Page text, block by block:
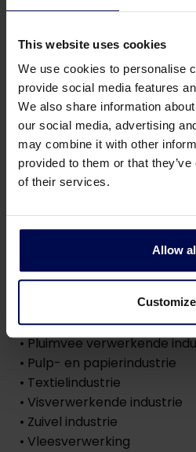
This website uses cookies
We use cookies to personalise
provide social media features
We also share information
our social media, advertising
may combine it with other
provided to them or that
of their services.
Allow
Customize
de KCL
Opties
• Automatische spoeling
recirculatiesysteem, wat
verwerking garandeert
• Constructiematerialen
• Roestvast stalen afdekkap
• Petrochemische industrie
• Pluimvee verwerkende
• Pulp- en papierindustrie
• Textielindustrie
• Visverwerkende industrie
• Zuivel industrie
• Vleesverwerking